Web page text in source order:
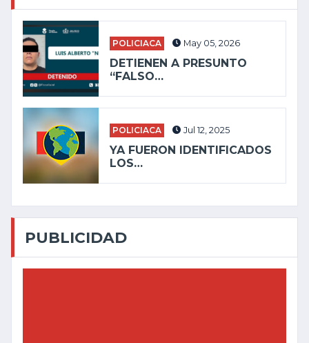
POLICIACA May 05, 2026
DETIENEN A PRESUNTO
“FALSO…
POLICIACA Jul 12, 2025
YA FUERON IDENTIFICADOS
LOS…
PUBLICIDAD